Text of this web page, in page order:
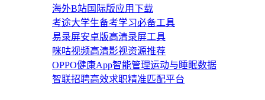
海外B站国际版应用下载
考途大学生备考学习必备工具
易录屏安卓版高清录屏工具
咪咕视频高清影视资源推荐
OPPO健康App智能管理运动与睡眠数据
智联招聘高效求职精准匹配平台